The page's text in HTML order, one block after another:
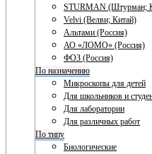
STURMAN (Штурман;
Velvi (Велви; Китай)
Альтами (Россия)
АО «ЛОМО» (Россия)
ФОЗ (Россия)
По назначению
Микроскопы для детей
Для школьников и
Для лаборатории
Для различных работ
По типу
Биологические